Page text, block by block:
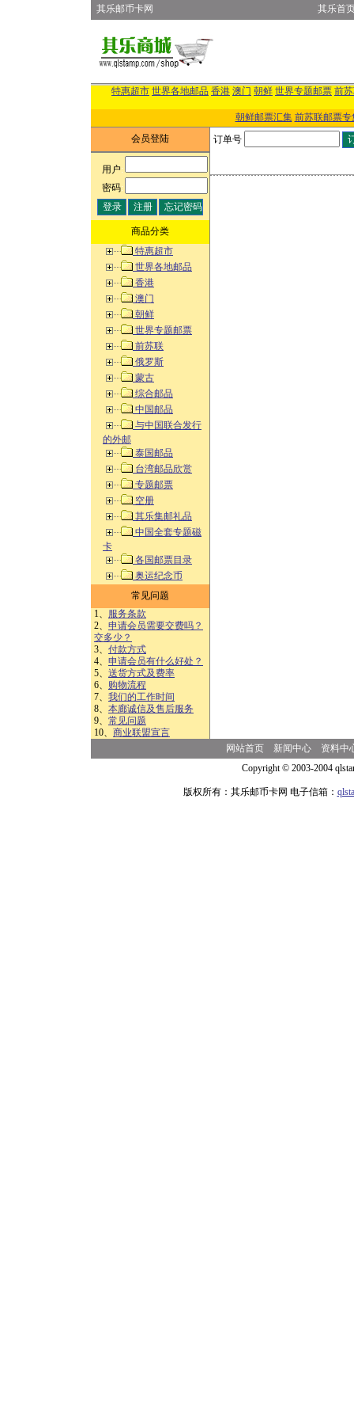
其乐邮币卡网 其乐首
特惠超市 世界各地邮品 香港 澳门 朝鲜 世界专题邮票 前
朝鲜邮票汇集 前苏联邮票专
会员登陆
用户:
密码:
商品分类
特惠超市
世界各地邮品
香港
澳门
朝鲜
世界专题邮票
前苏联
俄罗斯
蒙古
综合邮品
中国邮品
与中国联合发行
的外邮
泰国邮品
台湾邮品欣赏
专题邮票
空册
其乐集邮礼品
中国全套专题磁
卡
各国邮票目录
奥运纪念币
常见问题
1、 服务条款
2、 申请会员需要交费吗？
交多少？
3、 付款方式
4、 申请会员有什么好处？
5、 送货方式及费率
6、 购物流程
7、 我们的工作时间
8、 本廊诚信及售后服务
9、 常见问题
10、 商业联盟宣言
订单号
网站首页 新闻中心
资料中
Copyright © 2003-2004
版权所有：其乐邮币卡网 电子信箱：